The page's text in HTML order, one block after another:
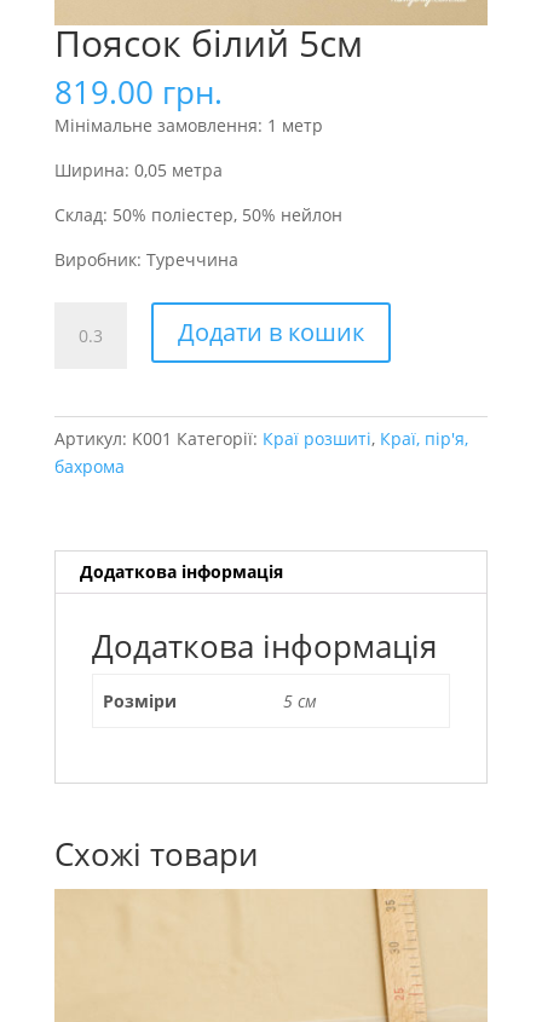
Поясок білий 5см
819.00 грн.
Мінімальне замовлення: 1 метр
Ширина: 0,05 метра
Склад: 50% поліестер, 50% нейлон
Виробник: Туреччина
білий
Додати в кошик
Артикул: K001 Категорії: Краї розшиті, Краї, пір'я,
бахрома
Додаткова інформація
Додаткова інформація
Розміри 5 см
Схожі товари